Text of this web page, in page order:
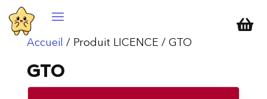

Accueil / Produit LICENCE / GTO
GTO